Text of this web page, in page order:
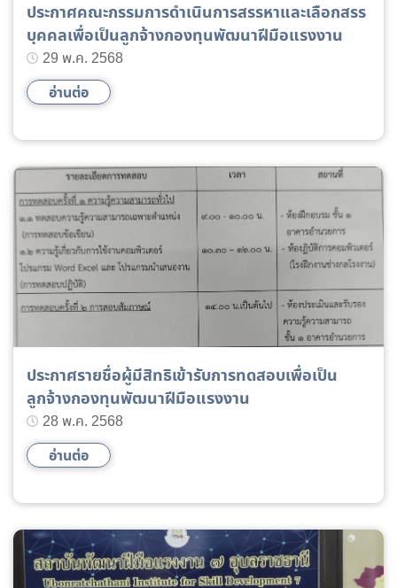
ประกาศคณะกรรมการดำเนินการสรรหาและเลือกสรร
บุคคลเพื่อเป็นลูกจ้างกองทุนพัฒนาฝีมือแรงงาน
29 พ.ค. 2568
อ่านต่อ
ประกาศรายชื่อผู้มีสิทธิเข้ารับการทดสอบเพื่อเป็น
ลูกจ้างกองทุนพัฒนาฝีมือแรงงาน
28 พ.ค. 2568
อ่านต่อ